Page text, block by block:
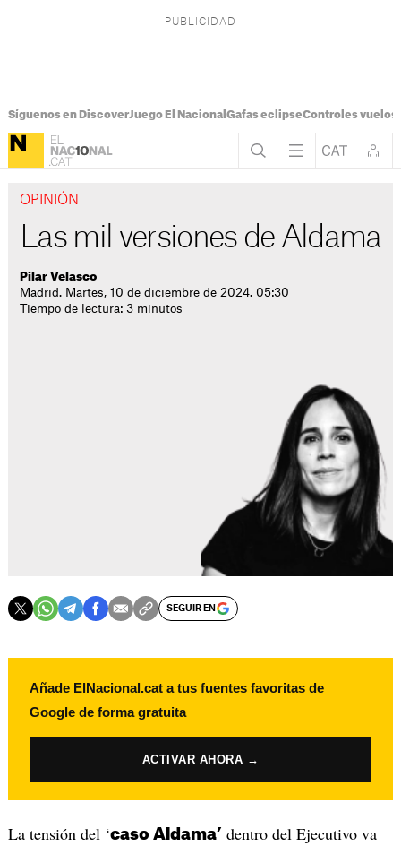
Síguenos en DiscoverJuego El Nacional Gafas eclipseControles vuelos
OPINIÓN
Las mil versiones de Aldama
Pilar Velasco
Madrid. Martes, 10 de diciembre de 2024. 05:30
Tiempo de lectura: 3 minutos
SEGUIR EN
Añade ElNacional.cat a tus fuentes favoritas de
Google de forma gratuita
ACTIVAR AHORA →
La tensión del ‘caso Aldama’ dentro del Ejecutivo va